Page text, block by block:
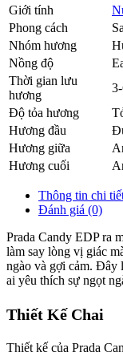
Giới tính
Phong cách
Nhóm hương
Nồng độ
Thời gian lưu
hương
Độ tỏa hương
Hương đầu
Hương giữa
Hương cuối
Thông tin chi
Đánh giá (0)
Prada Candy EDP ra
làm say lòng vị giác
ngào và gợi cảm. Đây
ai yêu thích sự ngọt
Thiết Kế Chai
Thiết kế của Prada